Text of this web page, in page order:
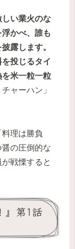
しい業火のな
かべ、誰も
露します。
投じるタイ
を米一粒一粒
ャーハン」
理は勝負
の圧倒的な
戦慄すると
』第1話